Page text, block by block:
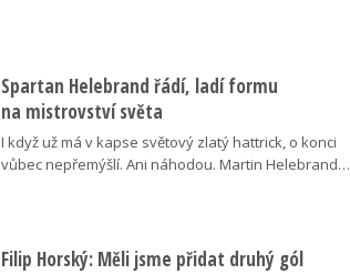
Spartan Helebrand řádí, ladí formu
na mistrovství světa
I když už má v kapse světový zlatý hattrick, o konci
vůbec nepřemýšlí. Ani náhodou. Martin Helebrand…
Filip Horský: Měli jsme přidat druhý gól